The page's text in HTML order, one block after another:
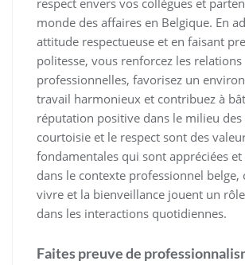
respect envers vos collègues et
monde des affaires en Belgique. En
attitude respectueuse et en faisant
politesse, vous renforcez les relations
professionnelles, favorisez un
travail harmonieux et contribuez à
réputation positive dans le milieu des
courtoisie et le respect sont des
fondamentales qui sont appréciées et
dans le contexte professionnel belge,
vivre et la bienveillance jouent un
dans les interactions quotidiennes.
Faites preuve de